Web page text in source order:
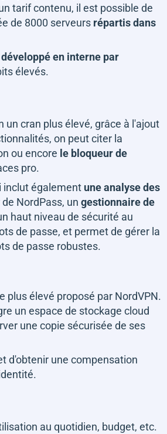
tarif contenu, il est possible de
de 8000 serveurs répartis dans
en interne par
élevés.
cran plus élevé, grâce à l'ajout
on peut citer la
ou encore le bloqueur de
pro.
inclut également une analyse des
NordPass, un gestionnaire de
haut niveau de sécurité au
de passe, et permet de gérer la
de passe robustes.
plus élevé proposé par NordVPN.
un espace de stockage cloud
une copie sécurisée de ses
d'obtenir une compensation
au quotidien, budget, etc.